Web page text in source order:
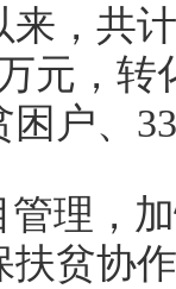
来，共
元，
困户、
管理，
扶贫协